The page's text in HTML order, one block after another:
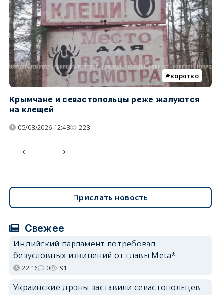
коротко
Крымчане и севастопольцы реже жалуются
на клещей
05/08/2026 12:43 223
Прислать новость
Свежее
Индийский парламент потребовал
безусловных извинений от главы Meta*
22:16 0 91
Украинские дроны заставили севастопольцев